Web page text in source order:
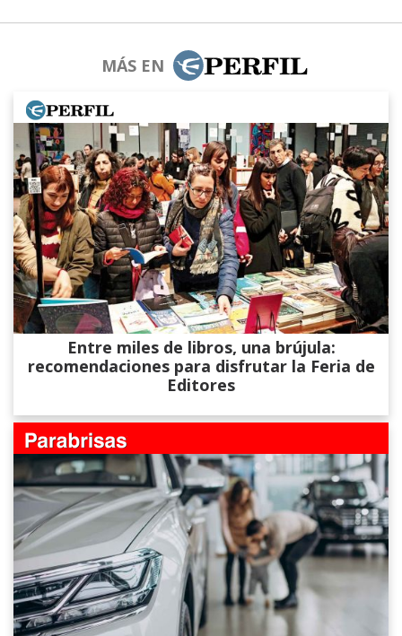
MÁS EN
Entre miles de libros, una brújula:
recomendaciones para disfrutar la Feria de
Editores